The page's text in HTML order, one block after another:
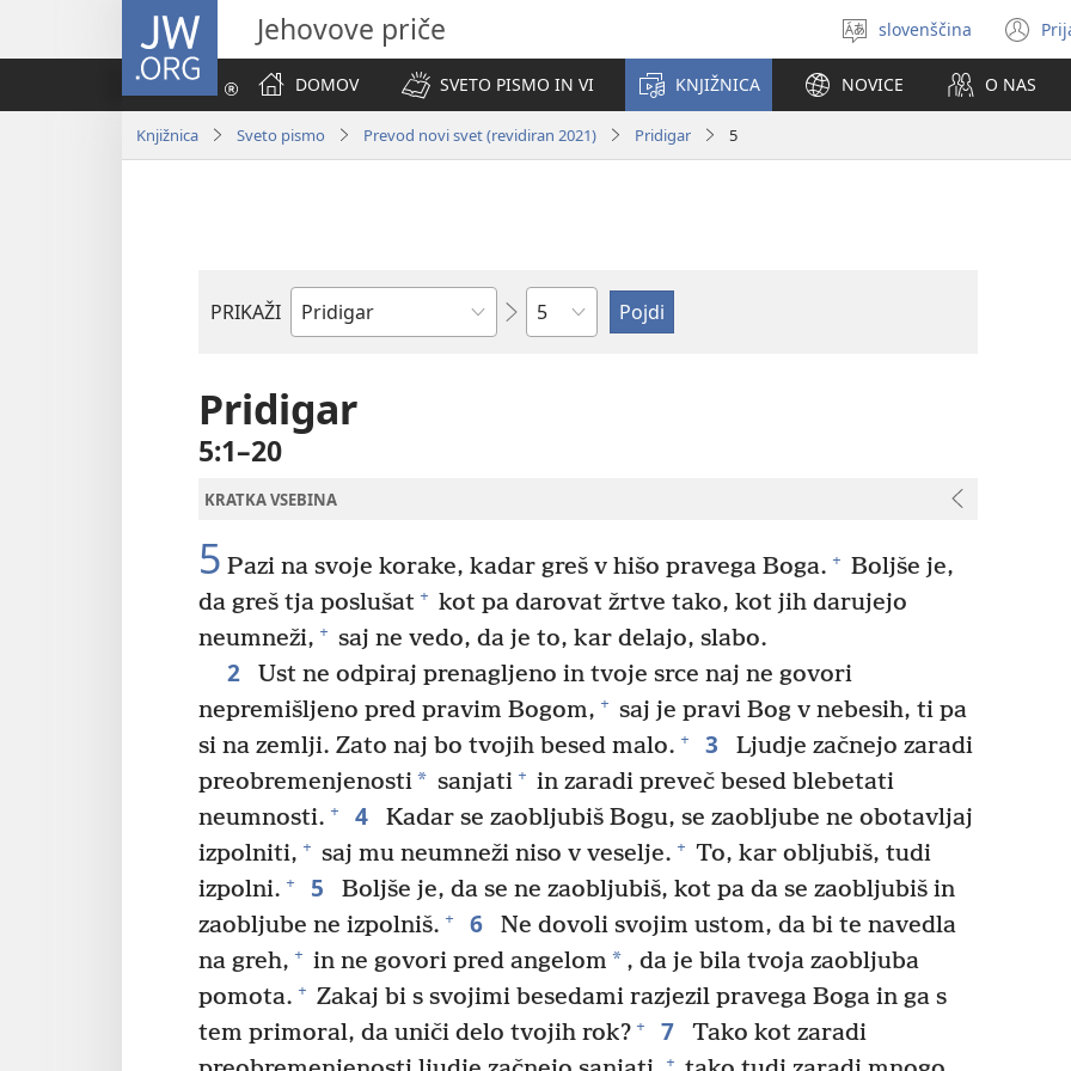
JW.ORG Jehovove priče
Izberite
jezik
slovenščina
DOMOV
SVETO PISMO IN VI KNJIŽNICA NOVICE O NAS
Knjižnica Sveto pismo Prevod novi svet (revidiran 2021) Pridigar 5
PRIKAŽI
Po
Poglavje
Pridigar
5:1–20
KRATKA VSEBINA
5 Pazi na svoje korake, kadar greš v hišo pravega Boga. + Boljše je,
da greš tja poslušat + kot pa darovat žrtve tako, kot jih darujejo
neumneži, + saj ne vedo, da je to, kar delajo, slabo.
2
Ust ne odpiraj prenagljeno in tvoje srce naj ne govori
nepremišljeno pred pravim Bogom, + saj je pravi Bog v nebesih, ti pa
si na zemlji. Zato naj bo tvojih besed malo. + 3
Ljudje začnejo zaradi
preobremenjenosti* sanjati + in zaradi preveč besed blebetati
neumnosti. + 4
Kadar se zaobljubiš Bogu, se zaobljube ne obotavljaj
izpolniti, + saj mu neumneži niso v veselje. + To, kar obljubiš, tudi
izpolni. + 5
Boljše je, da se ne zaobljubiš, kot pa da se zaobljubiš in
zaobljube ne izpolniš. + 6
Ne dovoli svojim ustom, da bi te navedla
na greh, + in ne govori pred angelom * , da je bila tvoja zaobljuba
pomota. + Zakaj bi s svojimi besedami razjezil pravega Boga in ga s
tem primoral, da uniči delo tvojih rok? + 7
Tako kot zaradi
+